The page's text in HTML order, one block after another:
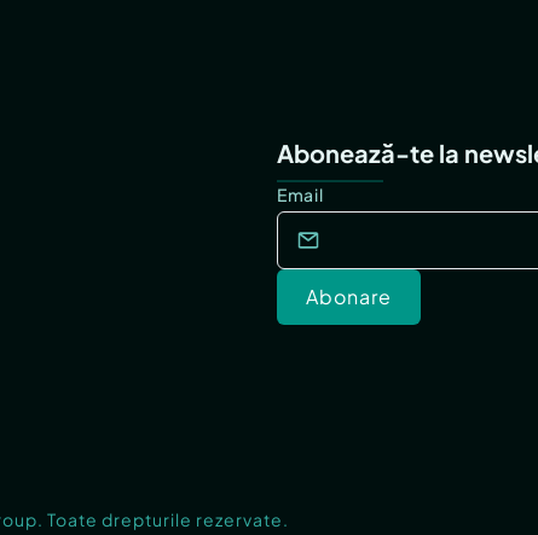
Abonează-te la
Email
Abonare
Toate drepturile rezervate.